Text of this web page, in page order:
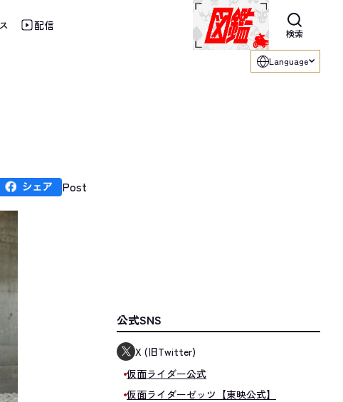
配信
検索
ご利用ください。
Language
Post
公式SNS
X (旧Twitter)
仮面ライダー公式
仮面ライダーゼッツ【東映公式】